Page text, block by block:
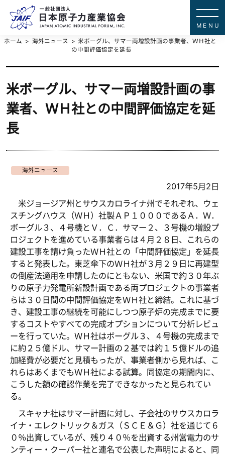
ホーム 海外ニュース
米ボーグル、サマー両増設計画の事業者、ＷＨ社と
の中間評価協定を延長
米ボーグル、サマー両増設計画の事
業者、ＷＨ社との中間評価協定を延
長
海外ニュース
2017年5月2日
米ジョージア州とサウスカロライナ州でそれぞれ、ウェ
スチングハウス（ＷＨ）社製ＡＰ１０００であるＡ．Ｗ．
ボーグル３、４号機とＶ．Ｃ．サマー２、３号機の増設プ
ロジェクトを進めている事業者らは４月２８日、これらの
建設工事を請け負ったＷＨ社との「中間評価協定」を延長
すると発表した。東芝傘下のＷＨ社が３月２９日に再建型
の倒産法適用を申請したのにともない、米国で約３０年ぶ
りの原子力発電所新設計画である両プロジェクトの事業者
らは３０日間の中間評価協定をＷＨ社と締結。これに基づ
き、建設工事の継続を可能にしつつ原子炉の完成までに要
するコストやすべての完成オプションについて分析レビュ
ーを行っていた。ＷＨ社はボーグル３、４号機の完成まで
に約２５億ドル、サマー計画の２基では約１５億ドルの追
加経費が必要だと見積もったが、事業者側から見れば、こ
れらはあくまでもＷＨ社による試算。同協定の期間内に、
こうした額の確認作業を完了できなかったと見られてい
る。
スキャナ社はサマー計画に対し、子会社のサウスカロラ
イナ・エレクトリック＆ガス（ＳＣＥ＆Ｇ）社を通じて６
０％出資しているが、残り４０％を出資する州営電力のサ
ンティー・クーパー社と連名で公表した声明によると、同